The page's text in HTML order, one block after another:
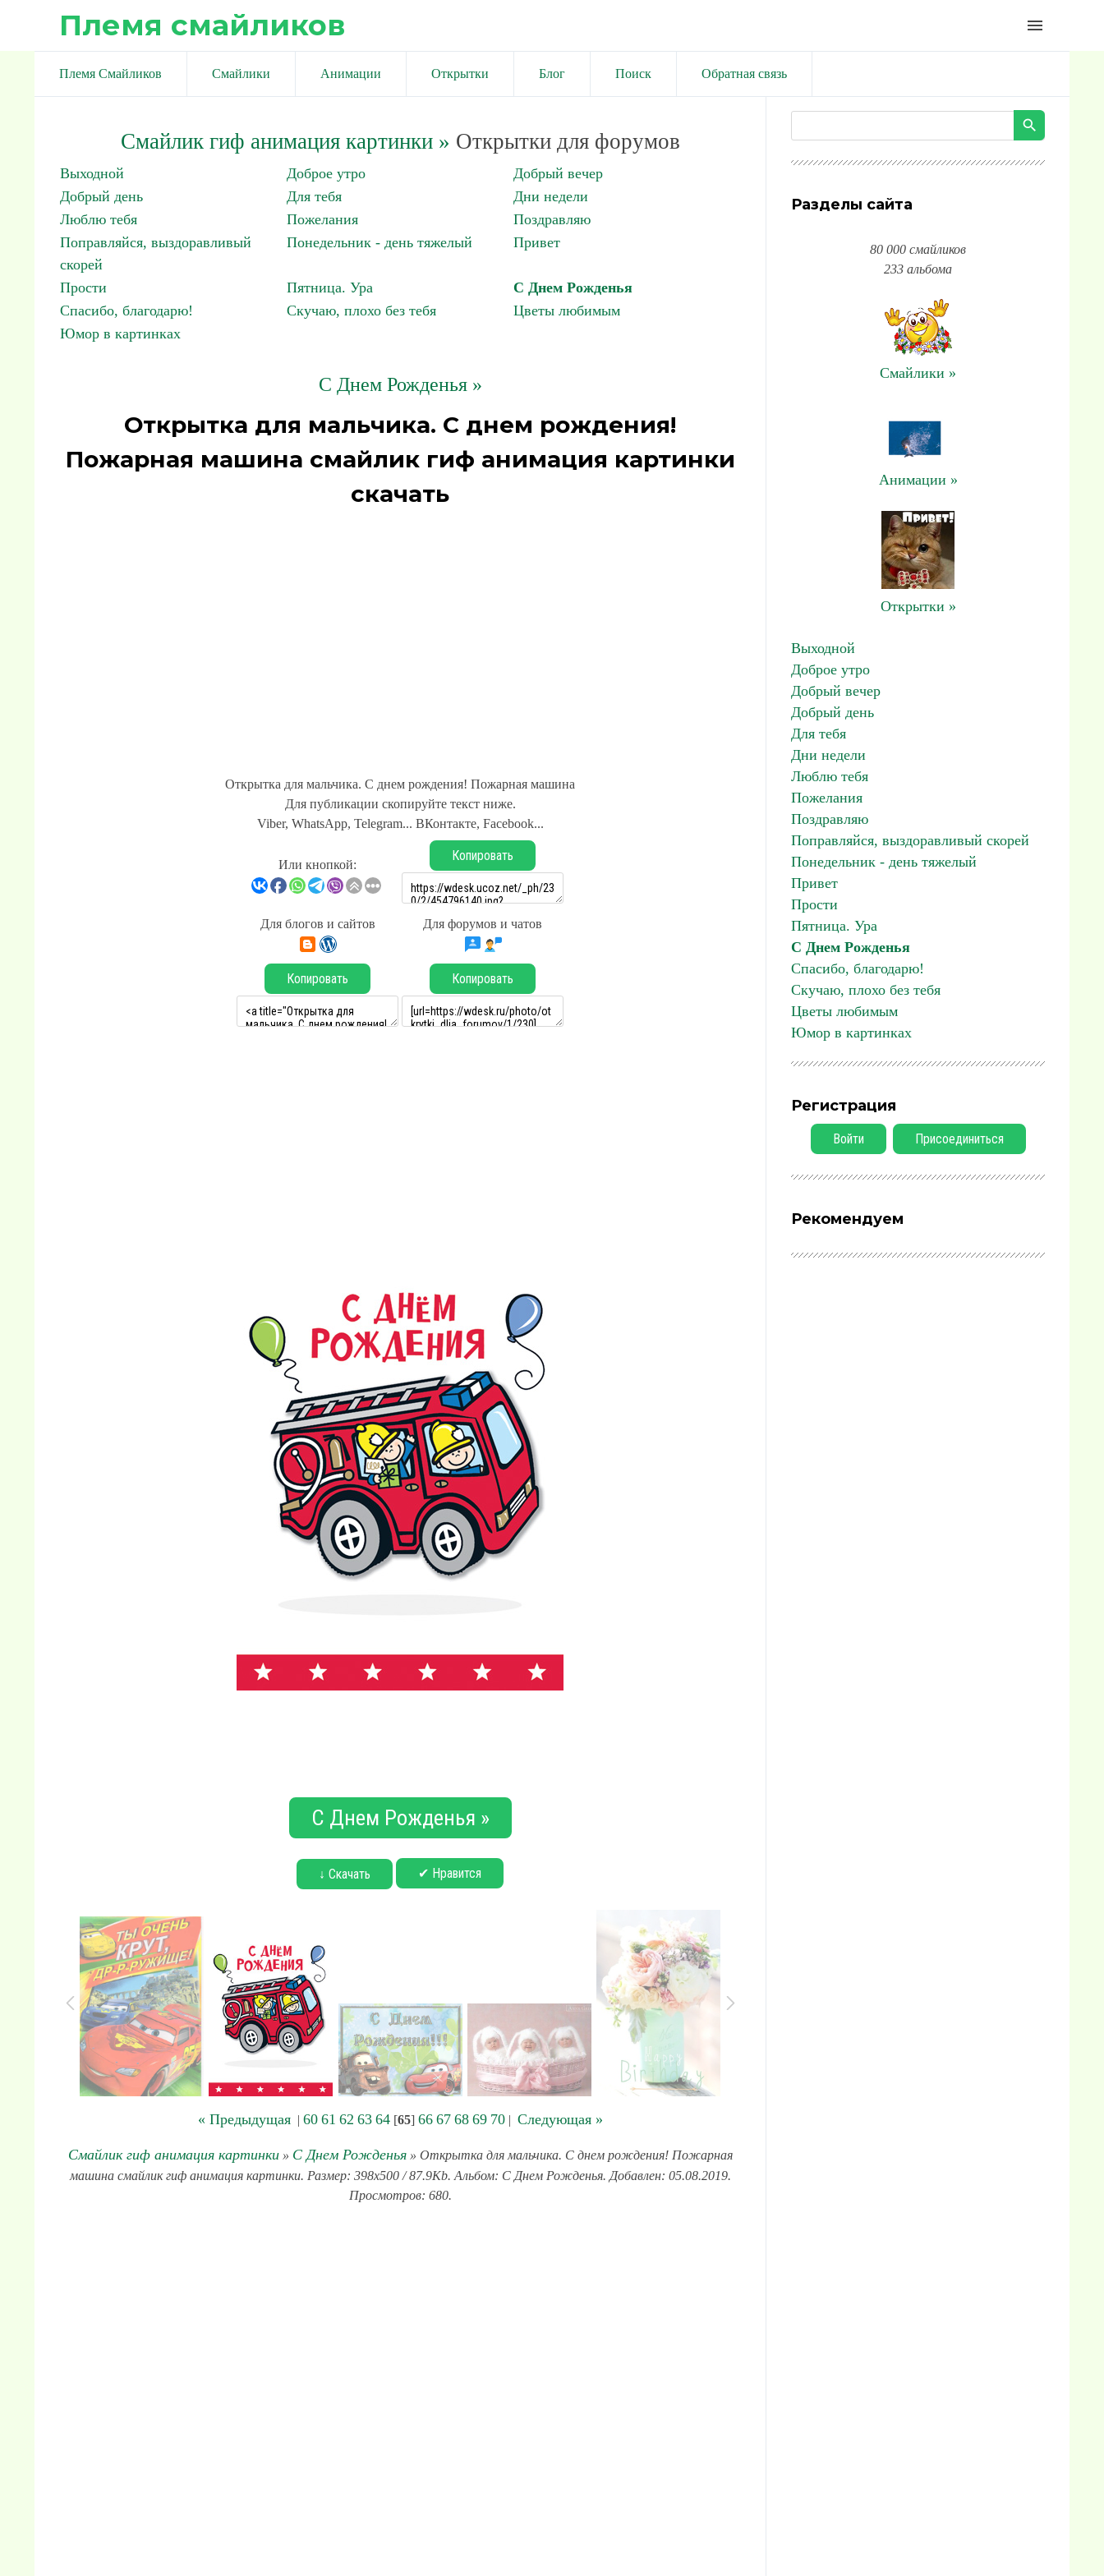
Племя смайликов menu
Племя Смайликов Смайлики Анимации Открытки Блог Поиск Обратная связь
Смайлик гиф анимация картинки» Открытки для форумов
Выходной Доброе утро
Добрый вечер
Добрый день
Для тебя
Дни недели
Люблю тебя
Пожелания
Поздравляю
Поправляйся, выздоравливый
скорей
Понедельник - день тяжелый Привет
Прости Пятница. Ура
С Днем Рожденья
Спасибо, благодарю!
Скучаю, плохо без тебя
Цветы любимым
Юмор в картинках
С Днем Рожденья »
Открытка для мальчика. С днем рождения!
Пожарная машина смайлик гиф анимация картинки
скачать
Открытка для мальчика. С днем рождения! Пожарная машина
Для публикации скопируйте текст ниже.
Viber, WhatsApp, Telegram... ВКонтакте, Facebook...
Или кнопкой:
Копировать
Для блогов и сайтов Для форумов и чатов
Копировать Копировать
С Днем Рожденья »
↓ Скачать ✔ Нравится
« Предыдущая| 60 61 62 63 64[65] 66 67 68 69 70| Следующая »
Смайлик гиф анимация картинки» С Днем Рожденья» Открытка для мальчика. С днем рождения! Пожарная
машина смайлик гиф анимация картинки. Размер: 398x500 / 87.9Kb. Альбом: С Днем Рожденья. Добавлен: 05.08.2019.
Просмотров: 680.
Разделы сайта
80 000 смайликов
233 альбома
Смайлики »
Анимации »
Открытки »
Выходной
Доброе утро
Добрый вечер
Добрый день
Для тебя
Дни недели
Люблю тебя
Пожелания
Поздравляю
Поправляйся, выздоравливый скорей
Понедельник - день тяжелый
Привет
Прости
Пятница. Ура
С Днем Рожденья
Спасибо, благодарю!
Скучаю, плохо без тебя
Цветы любимым
Юмор в картинках
Регистрация
Войти Присоединиться
Рекомендуем